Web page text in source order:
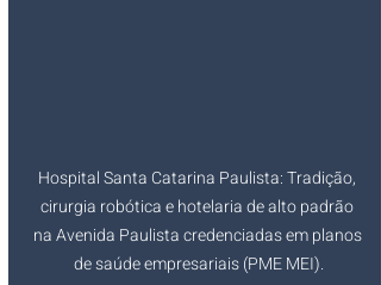
Hospital Santa Catarina Paulista: Tradição,
cirurgia robótica e hotelaria de alto padrão
na Avenida Paulista credenciadas em planos
de saúde empresariais (PME MEI).